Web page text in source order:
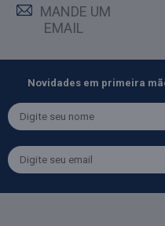
MANDE UM
EMAIL
Novidades em primeira